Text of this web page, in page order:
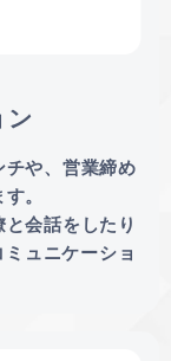
ン
や、営業締め
。
会話をしたり
ュニケーショ